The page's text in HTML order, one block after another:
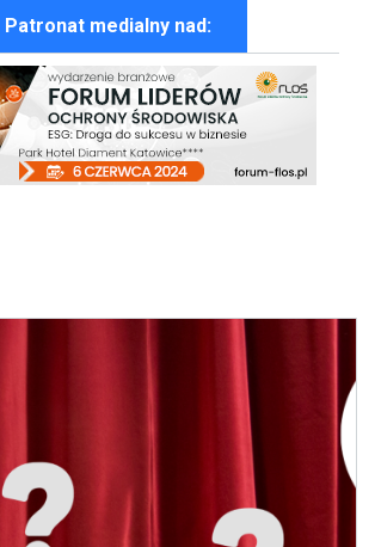
Patronat medialny nad: